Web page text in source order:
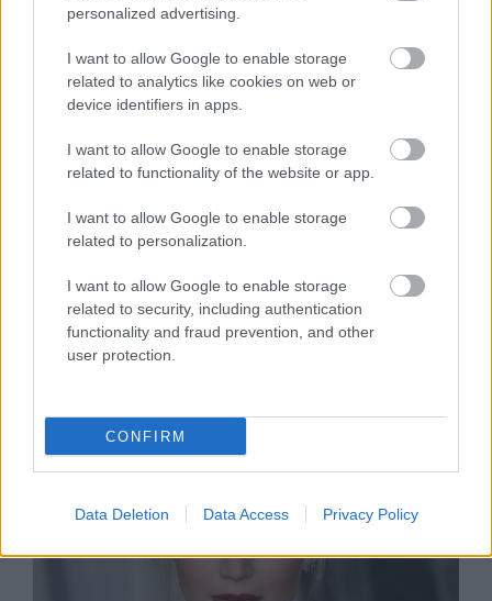
personalized advertising.
I want to allow Google to enable storage
related to analytics like cookies on web or
device identifiers in apps.
I want to allow Google to enable storage
related to functionality of the website or app.
I want to allow Google to enable storage
related to personalization.
I want to allow Google to enable storage
related to security, including authentication
functionality and fraud prevention, and other
user protection.
CONFIRM
Data Deletion Data Access Privacy Policy
Hű, milyen dögös már Jennifer
Lawrence!